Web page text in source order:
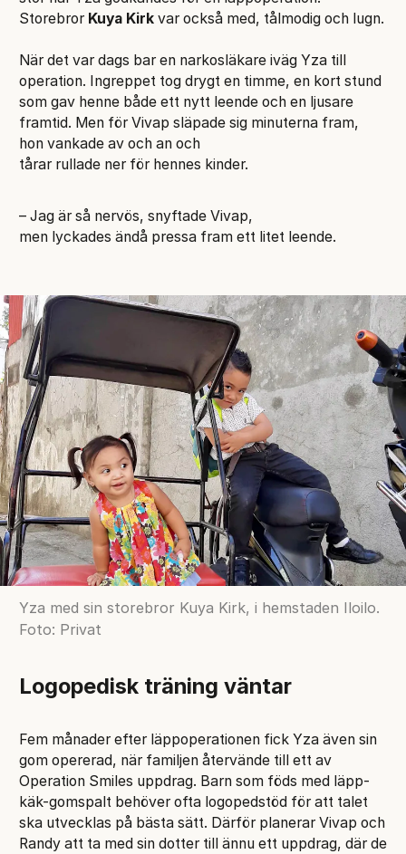
Storebror Kuya Kirkvar också med, tålmodig och lugn.
När det var dags bar en narkosläkare iväg Yza till
operation. Ingreppet tog drygt en timme, en kort stund
som gav henne både ett nytt leende och en ljusare
framtid. Men för Vivap släpade sig minuterna fram,
hon vankade av och an och
tårar rullade ner för hennes kinder.
– Jag är så nervös, snyftade Vivap,
men lyckades ändå pressa fram ett litet leende.
Yza med sin storebror Kuya Kirk, i hemstaden Iloilo.
Foto: Privat
Logopedisk träning väntar
Fem månader efter läppoperationen fick Yza även sin
gom opererad, när familjen återvände till ett av
Operation Smiles uppdrag. Barn som föds med läpp-
käk-gomspalt behöver ofta logopedstöd för att talet
ska utvecklas på bästa sätt. Därför planerar Vivap och
Randy att ta med sin dotter till ännu ett uppdrag, där de